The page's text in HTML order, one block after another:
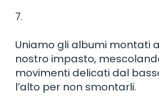
7.
Uniamo gli albumi montati
nostro impasto,
movimenti delicati dal
l’alto per non smontarli.